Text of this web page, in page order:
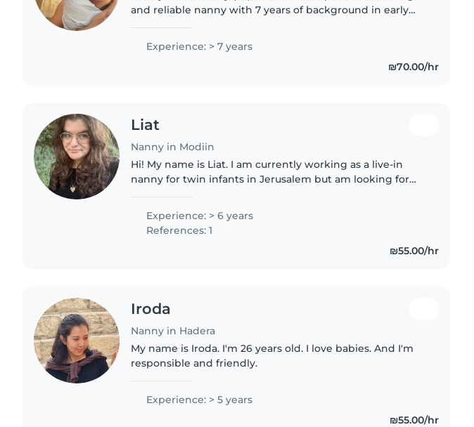
and reliable nanny with 7 years of background in early
family to..
Experience: > 7 years
₪70.00/hr
Liat
Nanny in Modiin
Hi! My name is Liat. I am currently working as a live-in
nanny for twin infants in Jerusalem but am looking for
August. I am looking..
Experience: > 6 years
References: 1
₪55.00/hr
Iroda
Nanny in Hadera
My name is Iroda. I'm 26 years old. I love babies. And I'm
responsible and friendly.
Experience: > 5 years
₪55.00/hr